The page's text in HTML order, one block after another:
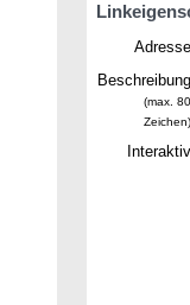
Adresse
Beschreibung
(max. 80
Zeichen)
Interaktiv